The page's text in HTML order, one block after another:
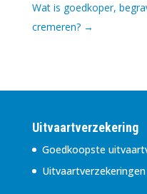
Wat is goedkoper,
cremeren?→
Uitvaartverzekering
Goedkoopste